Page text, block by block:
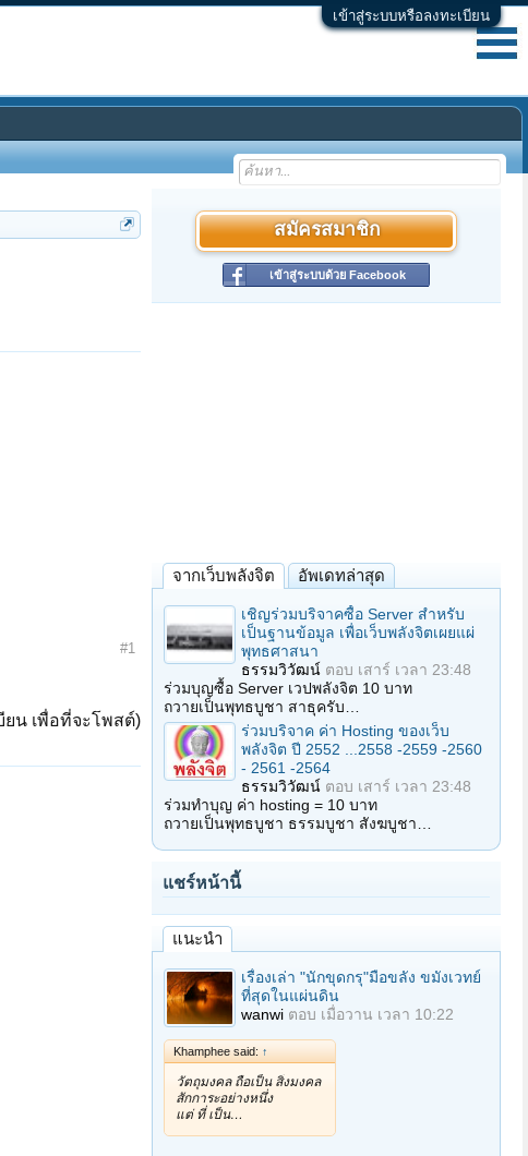
เข้าสู่ระบบหรือลงทะเบียน
#1
น เพื่อที่จะโพสต์)
สมัครสมาชิก
เข้าสู่ระบบด้วย Facebook
จากเว็บพลังจิต อัพเดทล่าสุด
เชิญร่วมบริจาคซื้อ Server สำหรับ
เป็นฐานข้อมูล เพื่อเว็บพลังจิตเผยแผ่
พุทธศาสนา
ธรรมวิวัฒน์ ตอบ เสาร์ เวลา 23:48
ร่วมบุญซื้อ Server เวปพลังจิต 10 บาท
ถวายเป็นพุทธบูชา สาธุครับ…
ร่วมบริจาค ค่า Hosting ของเว็บ
พลังจิต ปี 2552 ...2558 -2559 -2560
- 2561 -2564
ธรรมวิวัฒน์ ตอบ เสาร์ เวลา 23:48
ร่วมทำบุญ ค่า hosting = 10 บาท
ถวายเป็นพุทธบูชา ธรรมบูชา สังฆบูชา…
แชร์หน้านี้
แนะนำ
เรื่องเล่า "นักขุดกรุ"มือขลัง ขมังเวทย์
ที่สุดในแผ่นดิน
wanwi ตอบ เมื่อวาน เวลา 10:22
Khamphee said: ↑
วัตถุมงคล ถือเป็น สิ่งมงคล
สักการะอย่างหนึ่ง
แต่ ที่ เป็น…